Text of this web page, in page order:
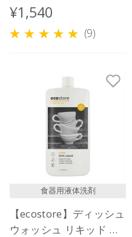
しゃれ着用＞リフィルパ
ック1L
¥1,540
(9)
食器用液体洗剤
【ecostore】ディッシュ
ウォッシュ リキッド ＜